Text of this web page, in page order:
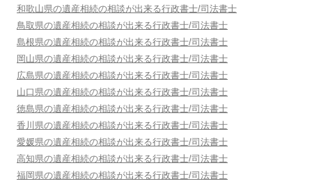
和歌山県の遺産相続の相談が出来る行政書士/司法書士
鳥取県の遺産相続の相談が出来る行政書士/司法書士
島根県の遺産相続の相談が出来る行政書士/司法書士
岡山県の遺産相続の相談が出来る行政書士/司法書士
広島県の遺産相続の相談が出来る行政書士/司法書士
山口県の遺産相続の相談が出来る行政書士/司法書士
徳島県の遺産相続の相談が出来る行政書士/司法書士
香川県の遺産相続の相談が出来る行政書士/司法書士
愛媛県の遺産相続の相談が出来る行政書士/司法書士
高知県の遺産相続の相談が出来る行政書士/司法書士
福岡県の遺産相続の相談が出来る行政書士/司法書士